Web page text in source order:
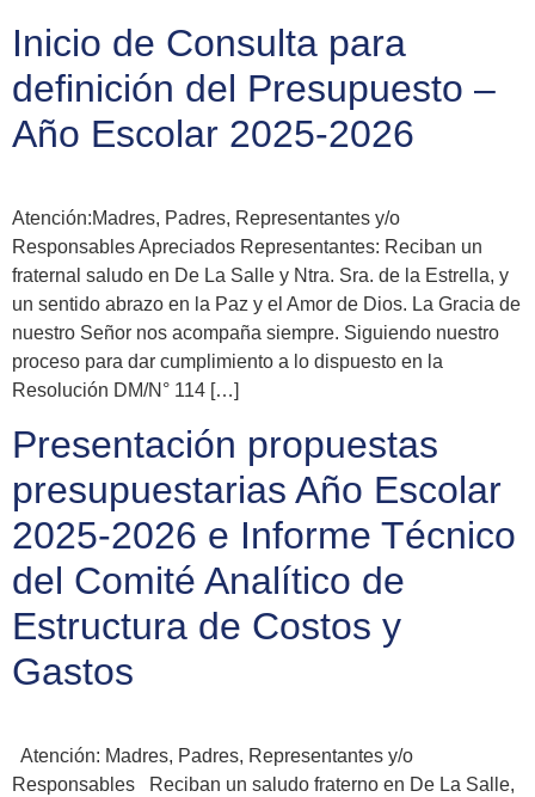
Inicio de Consulta para
definición del Presupuesto –
Año Escolar 2025-2026
Atención:Madres, Padres, Representantes y/o
Responsables Apreciados Representantes: Reciban un
fraternal saludo en De La Salle y Ntra. Sra. de la Estrella, y
un sentido abrazo en la Paz y el Amor de Dios. La Gracia de
nuestro Señor nos acompaña siempre. Siguiendo nuestro
proceso para dar cumplimiento a lo dispuesto en la
Resolución DM/N° 114 […]
Presentación propuestas
presupuestarias Año Escolar
2025-2026 e Informe Técnico
del Comité Analítico de
Estructura de Costos y
Gastos
Atención: Madres, Padres, Representantes y/o
Responsables Reciban un saludo fraterno en De La Salle,